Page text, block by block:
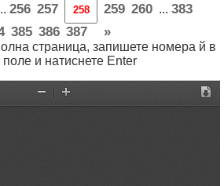
256 257 259 260 ... 383
385 386 387 »
страница, запишете номера й в
поле и натиснете Enter